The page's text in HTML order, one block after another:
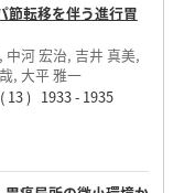
節転移を伴う進行胃
中河 宏治, 吉井 真美,
, 大平 雅一
) 1933 - 1935